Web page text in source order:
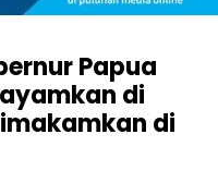
Papua
di
di